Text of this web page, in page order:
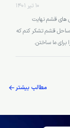
10 تیر 1401
های قشم نهایت
ساحل قشم تشکر کنم که
برای ما ساختن.
مطالب بیشتر